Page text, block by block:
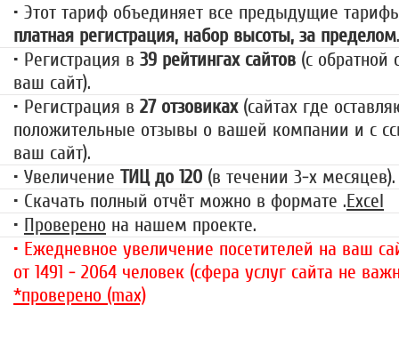
• Этот тариф объединяет все предыдущие
платная регистрация, набор высоты, за пределом.
• Регистрация в 39 рейтингах сайтов (с обратной
ваш сайт).
• Регистрация в 27 отзовиках(сайтах где
положительные отзывы о вашей компании и с
ваш сайт).
• Увеличение ТИЦ до 120 (в течении 3-х месяцев).
• Скачать полный отчёт можно в формате .Excel
• Проверено на нашем проекте.
• Ежедневное увеличение посетителей на ваш
от 1491 - 2064 человек (сфера услуг сайта не
*проверено (max)